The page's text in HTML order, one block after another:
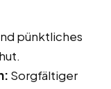
pünktliches
Sorgfältiger